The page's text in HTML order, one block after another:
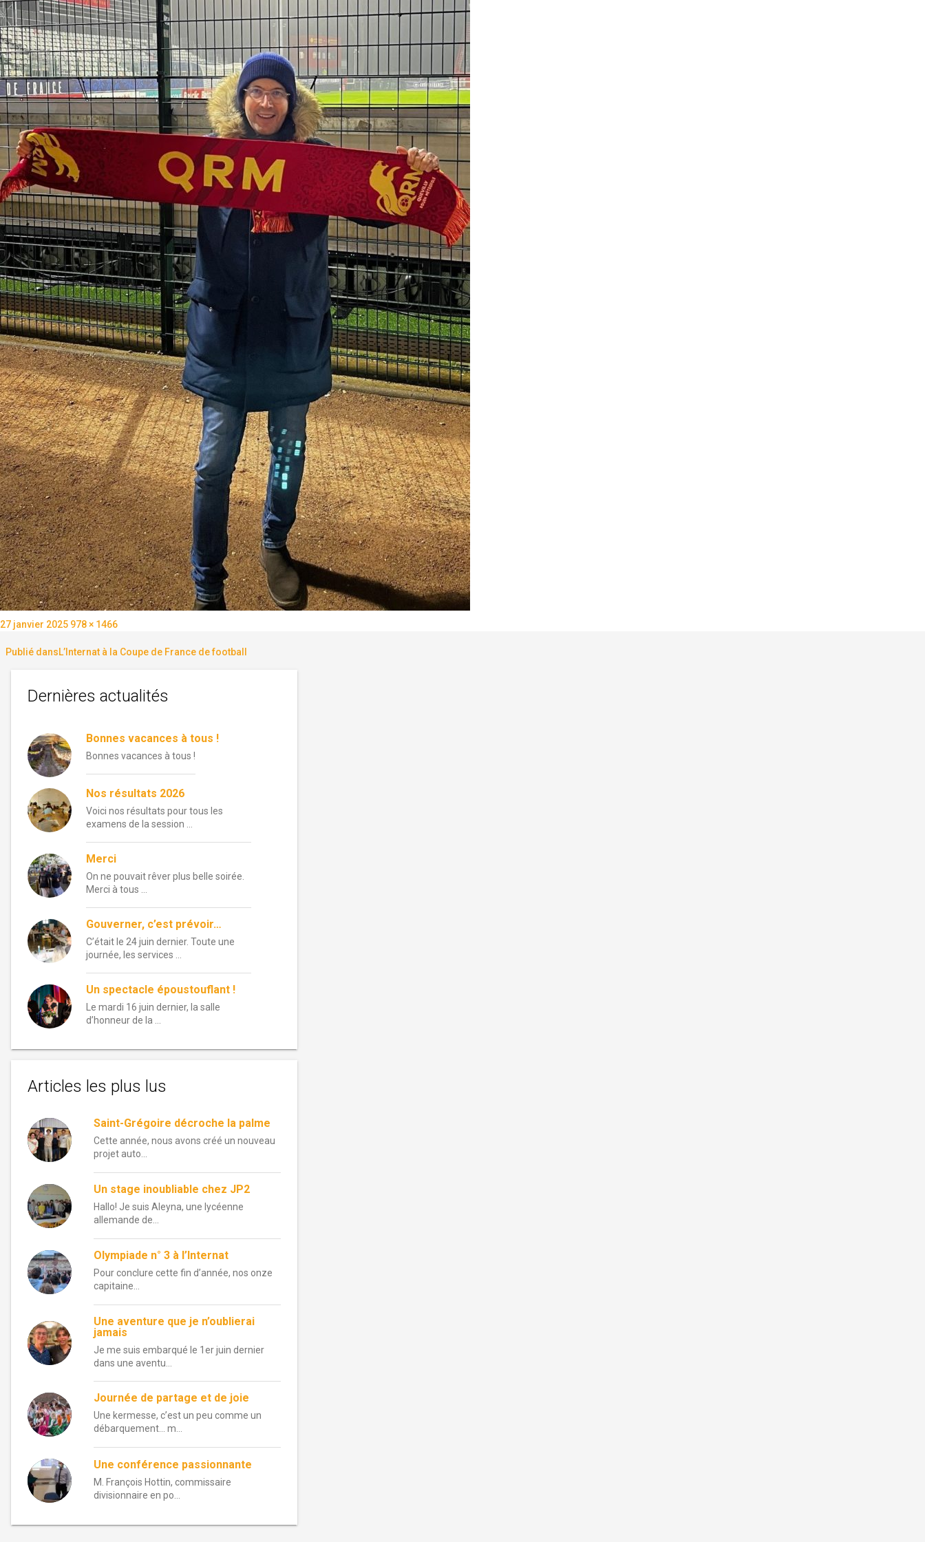
Publié
27 janvier 2025 Taille
978 × 1466
Navigation
de
l’article
Publié dansL’Internat à la Coupe de France de football
Dernières actualités
Bonnes vacances à tous !
Bonnes vacances à tous !
Nos résultats 2026
Voici nos résultats pour tous les
examens de la session …
Merci
On ne pouvait rêver plus belle soirée.
Merci à tous …
Gouverner, c’est prévoir…
C’était le 24 juin dernier. Toute une
journée, les services …
Un spectacle époustouflant !
Le mardi 16 juin dernier, la salle
d’honneur de la …
Articles les plus lus
Saint-Grégoire décroche la palme
Cette année, nous avons créé un nouveau
projet auto...
Un stage inoubliable chez JP2
Hallo! Je suis Aleyna, une lycéenne
allemande de...
Olympiade n° 3 à l’Internat
Pour conclure cette fin d’année, nos onze
capitaine...
Une aventure que je n’oublierai
jamais
Je me suis embarqué le 1er juin dernier
dans une aventu...
Journée de partage et de joie
Une kermesse, c’est un peu comme un
débarquement… m...
Une conférence passionnante
M. François Hottin, commissaire
divisionnaire en po...